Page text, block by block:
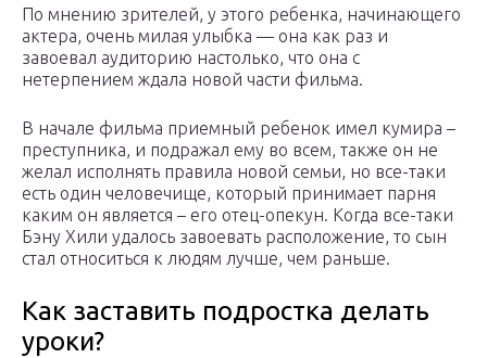
По мнению зрителей, у этого ребенка, начинающего
актера, очень милая улыбка — она как раз и
завоевал аудиторию настолько, что она с
нетерпением ждала новой части фильма.
В начале фильма приемный ребенок имел кумира –
преступника, и подражал ему во всем, также он не
желал исполнять правила новой семьи, но все-таки
есть один человечище, который принимает парня
каким он является – его отец-опекун. Когда все-таки
Бэну Хили удалось завоевать расположение, то сын
стал относиться к людям лучше, чем раньше.
Как заставить подростка делать
уроки?